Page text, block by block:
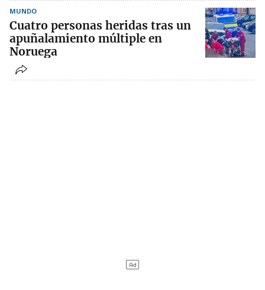
MUNDO
Cuatro personas heridas tras un
apuñalamiento múltiple en
Noruega